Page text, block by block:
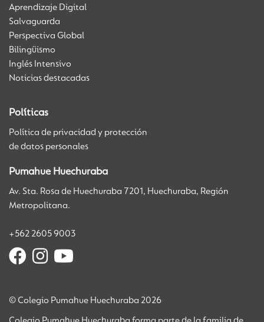
Aprendizaje Digital
Salvaguarda
Perspectiva Global
Bilingüismo
Inglés Intensivo
Noticias destacadas
Políticas
Política de privacidad y protección
de datos personales
Pumahue Huechuraba
Av. Sta. Rosa de Huechuraba 7201, Huechuraba, Región
Metropolitana.
+562 2605 9003
© Colegio Pumahue Huechuraba 2026